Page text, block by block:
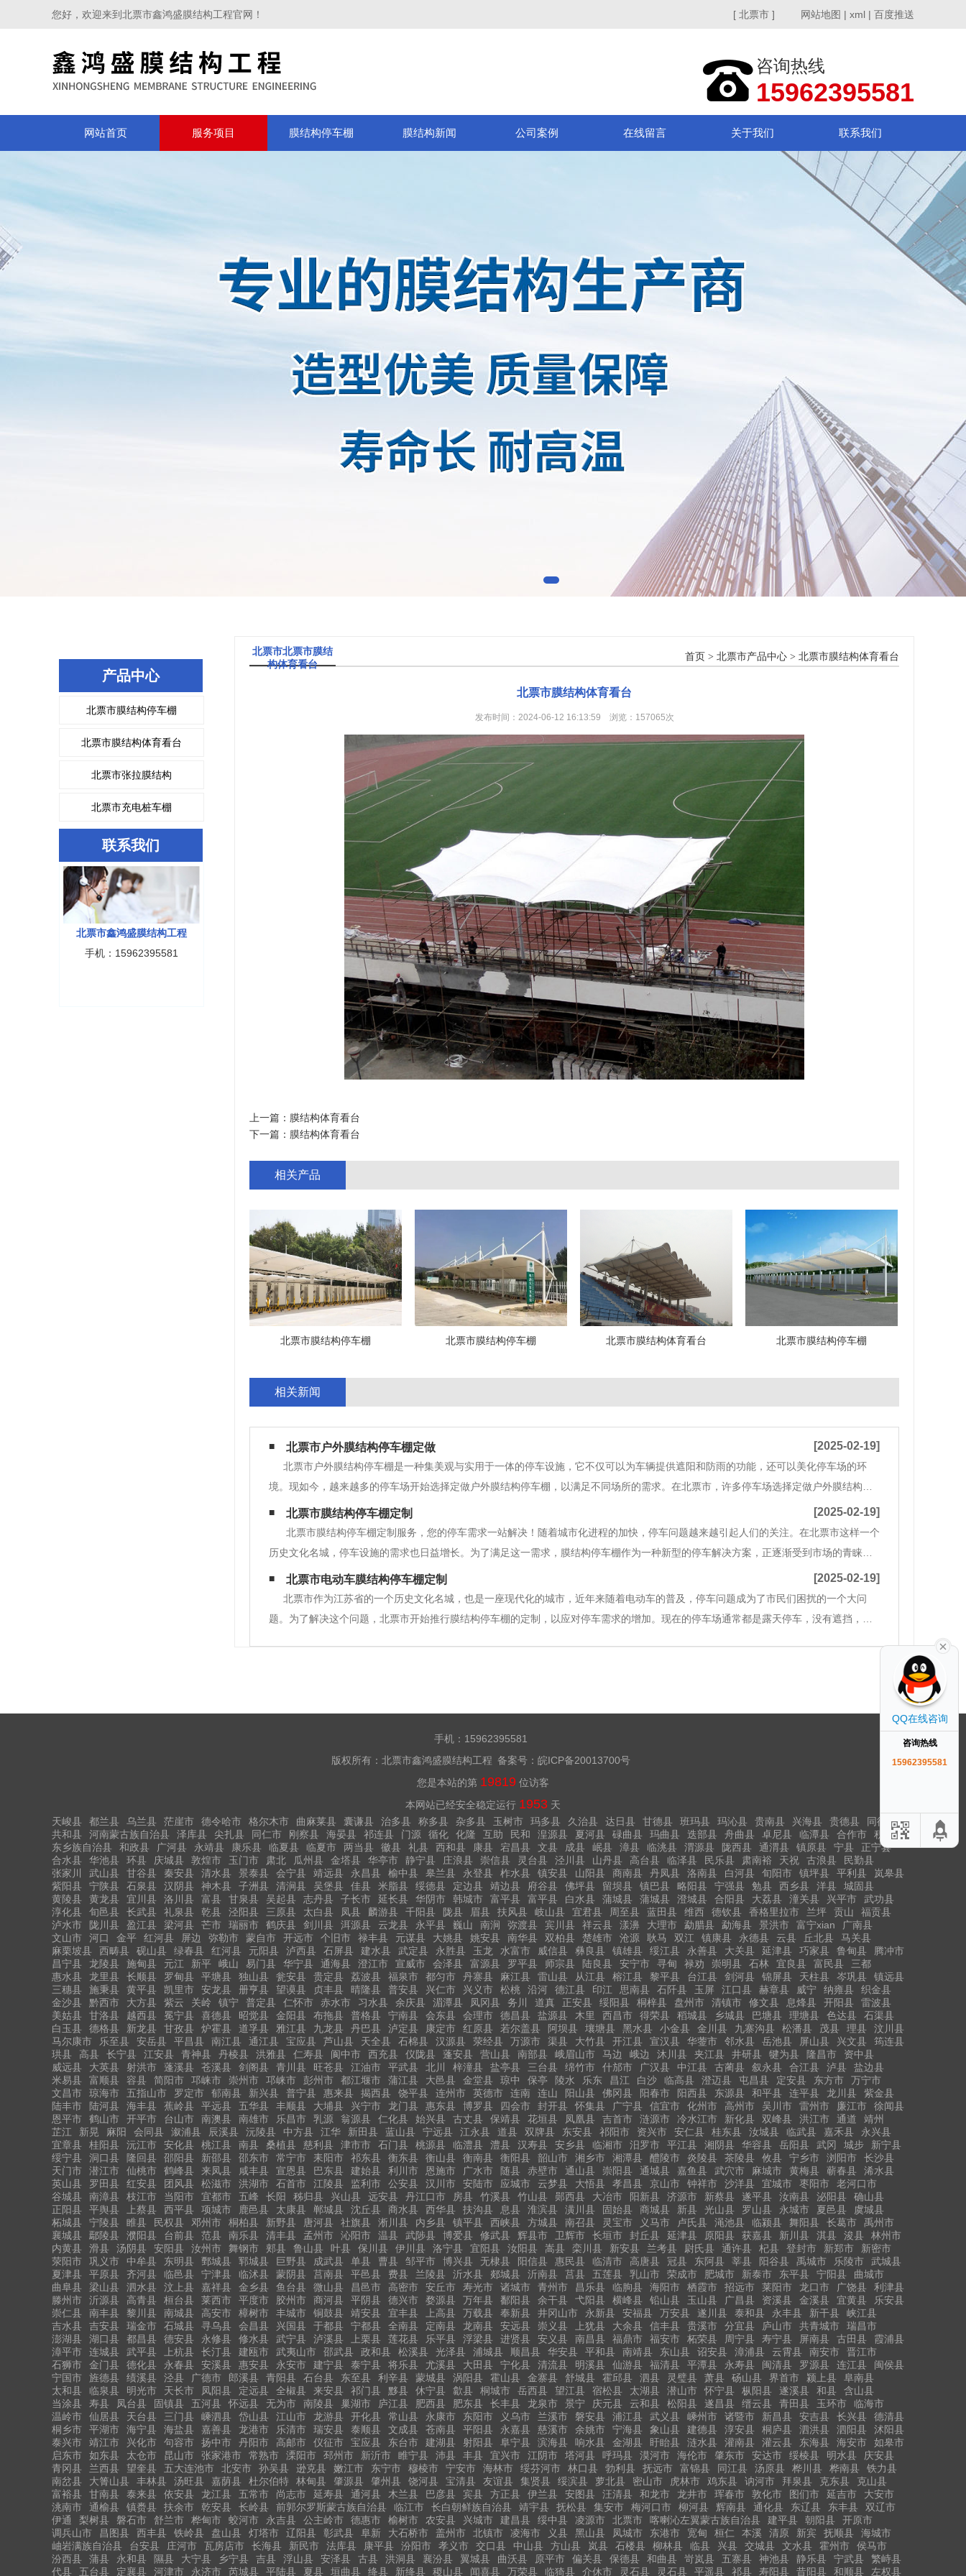
您好，欢迎来到北票市鑫鸿盛膜结构工程官网！ [ 北票市 ] 网站地图 | xml | 百度推送
咨询热线
15962395581
网站首页 服务项目 膜结构停车棚 膜结构新闻 公司案例 在线留言 关于我们 联系我们
产品中心
北票市膜结构停车棚
北票市膜结构体育看台
北票市张拉膜结构
北票市充电桩车棚
联系我们
北票市鑫鸿盛膜结构工程
手机：15962395581
北票市北票市膜结
构体育看台
首页 > 北票市产品中心 > 北票市膜结构体育看台
北票市膜结构体育看台
发布时间：2024-06-12 16:13:59 浏览：157065次
上一篇： 膜结构体育看台
下一篇： 膜结构体育看台
相关产品
北票市膜结构停车棚 北票市膜结构停车棚 北票市膜结构体育看台 北票市膜结构停车棚
相关新闻
北票市户外膜结构停车棚定做 [2025-02-19]
北票市户外膜结构停车棚是一种集美观与实用于一体的停车设施，它不仅可以为车辆提供遮阳和防雨的功能，还可以美化停车场的环
境。现如今，越来越多的停车场开始选择定做户外膜结构停车棚，以满足不同场所的需求。在北票市，许多停车场选择定做户外膜结构停
车棚的原因之一是由于其灵活多样的设计。通过定制化设计，可以根据停车场的实际情况定做尺寸、形状和颜色，满足不同客户的个性化
需求。另外，户外膜结构停车棚的建造工艺也非常先进
北票市膜结构停车棚定制 [2025-02-19]
北票市膜结构停车棚定制服务，您的停车需求一站解决！随着城市化进程的加快，停车问题越来越引起人们的关注。在北票市这样一个
历史文化名城，停车设施的需求也日益增长。为了满足这一需求，膜结构停车棚作为一种新型的停车解决方案，正逐渐受到市场的青睐。
本文将详细介绍北票市膜结构停车棚的优点、定制服务以及如何通过专业的服务来满足您的停车需求。 1. 膜结构停车棚的优势膜结构停车
棚以其独特的设计、美
北票市电动车膜结构停车棚定制 [2025-02-19]
北票市作为江苏省的一个历史文化名城，也是一座现代化的城市，近年来随着电动车的普及，停车问题成为了市民们困扰的一个大问
题。为了解决这个问题，北票市开始推行膜结构停车棚的定制，以应对停车需求的增加。现在的停车场通常都是露天停车，没有遮挡，一
手机：15962395581
版权所有：北票市鑫鸿盛膜结构工程 备案号： 皖ICP备20013700号
您是本站的第 19819 位访客
本网站已经安全稳定运行 1953 天
天峻县
都兰县 乌兰县 茫崖市 德令哈市 格尔木市 曲麻莱县 囊谦县 治多县 称多县 杂多县 玉树市 玛多县 久治县 达日县 甘德县 班玛县 玛沁县 贵南县 兴海县 贵德县
同德县
共和县
河南蒙古族自治县 泽库县 尖扎县 同仁市 刚察县 海晏县 祁连县 门源 循化 化隆 互助 民和 湟源县 夏河县 碌曲县 玛曲县 迭部县 舟曲县 卓尼县 临潭县 合作市
积石山
东乡族自治县
和政县 广河县 永靖县 康乐县 临夏县 临夏市 两当县 徽县 礼县 西和县 康县 宕昌县 文县 成县 岷县 漳县 临洮县 渭源县 陇西县 通渭县 镇原县 宁县
正宁县
合水县
华池县 环县 庆城县 敦煌市 玉门市 肃北 瓜州县 金塔县 华亭市 静宁县 庄浪县 崇信县 灵台县 泾川县 山丹县 高台县 临泽县 民乐县 肃南裕 天祝 古浪县
民勤县
张家川
武山县 甘谷县 秦安县 清水县 景泰县 会宁县 靖远县 永昌县 榆中县 皋兰县 永登县 柞水县 镇安县 山阳县 商南县 丹凤县 洛南县 白河县 旬阳市 镇坪县 平利县
岚皋县
紫阳县
宁陕县 石泉县 汉阴县 神木县 子洲县 清涧县 吴堡县 佳县 米脂县 绥德县 定边县 靖边县 府谷县 佛坪县 留坝县 镇巴县 略阳县 宁强县 勉县 西乡县 洋县
城固县
黄陵县
黄龙县 宜川县 洛川县 富县 甘泉县 吴起县 志丹县 子长市 延长县 华阴市 韩城市 富平县 富平县 白水县 蒲城县 蒲城县 澄城县 合阳县 大荔县 潼关县 兴平市
武功县
淳化县
旬邑县 长武县 礼泉县 乾县 泾阳县 三原县 太白县 凤县 麟游县 千阳县 陇县 眉县 扶风县 岐山县 宜君县 周至县 蓝田县 维西 德钦县 香格里拉市 兰坪 贡山
福贡县
泸水市
陇川县 盈江县 梁河县 芒市 瑞丽市 鹤庆县 剑川县 洱源县 云龙县 永平县 巍山 南涧 弥渡县 宾川县 祥云县 漾濞 大理市 勐腊县 勐海县 景洪市 富宁xian
广南县
文山市
河口 金平 红河县 屏边 弥勒市 蒙自市 开远市 个旧市 禄丰县 元谋县 大姚县 姚安县 南华县 双柏县 楚雄市 沧源 耿马 双江 镇康县 永德县 云县 丘北县
马关县
麻栗坡县
西畴县 砚山县 绿春县 红河县 元阳县 泸西县 石屏县 建水县 武定县 永胜县 玉龙 水富市 威信县 彝良县 镇雄县 绥江县 永善县 大关县 延津县 巧家县 鲁甸县
腾冲市
昌宁县
龙陵县 施甸县 元江 新平 峨山 易门县 华宁县 通海县 澄江市 宣威市 会泽县 富源县 罗平县 师宗县 陆良县 安宁市 寻甸 禄劝 崇明县 石林 宜良县 富民县
三都
惠水县
龙里县 长顺县 罗甸县 平塘县 独山县 瓮安县 贵定县 荔波县 福泉市 都匀市 丹寨县 麻江县 雷山县 从江县 榕江县 黎平县 台江县 剑河县 锦屏县 天柱县 岑巩县
镇远县
三穗县
施秉县 黄平县 凯里市 安龙县 册亨县 望谟县 贞丰县 晴隆县 普安县 兴仁市 兴义市 松桃 沿河 德江县 印江 思南县 石阡县 玉屏 江口县 赫章县 威宁 纳雍县
织金县
金沙县
黔西市 大方县 紫云 关岭 镇宁 普定县 仁怀市 赤水市 习水县 余庆县 湄潭县 凤冈县 务川 道真 正安县 绥阳县 桐梓县 盘州市 清镇市 修文县 息烽县 开阳县
雷波县
美姑县
甘洛县 越西县 冕宁县 喜德县 昭觉县 金阳县 布拖县 普格县 宁南县 会东县 会理市 德昌县 盐源县 木里 西昌市 得荣县 稻城县 乡城县 巴塘县 理塘县 色达县
石渠县
白玉县
德格县 新龙县 甘孜县 炉霍县 道孚县 雅江县 九龙县 丹巴县 泸定县 康定市 红原县 若尔盖县 阿坝县 壤塘县 黑水县 小金县 金川县 九寨沟县 松潘县 茂县 理县
汶川县
马尔康市
乐至县 安岳县 平昌县 南江县 通江县 宝应县 芦山县 天全县 石棉县 汉源县 荥经县 万源市 渠县 大竹县 开江县 宣汉县 华蓥市 邻水县 岳池县 屏山县 兴文县
筠连县
珙县
高县 长宁县 江安县 青神县 丹棱县 洪雅县 仁寿县 阆中市 西充县 仪陇县 蓬安县 营山县 南部县 峨眉山市 马边 峨边 沐川县 夹江县 井研县 犍为县 隆昌市
资中县
威远县
大英县 射洪市 蓬溪县 苍溪县 剑阁县 青川县 旺苍县 江油市 平武县 北川 梓潼县 盐亭县 三台县 绵竹市 什邡市 广汉县 中江县 古蔺县 叙永县 合江县 泸县
盐边县
米易县
富顺县 容县 简阳市 邛崃市 崇州市 邛崃市 彭州市 都江堰市 蒲江县 大邑县 金堂县 琼中 保亭 陵水 乐东 昌江 白沙 临高县 澄迈县 屯昌县 定安县 东方市
万宁市
文昌市
琼海市 五指山市 罗定市 郁南县 新兴县 普宁县 惠来县 揭西县 饶平县 连州市 英德市 连南 连山 阳山县 佛冈县 阳春市 阳西县 东源县 和平县 连平县 龙川县
紫金县
陆丰市
陆河县 海丰县 蕉岭县 平远县 五华县 丰顺县 大埔县 兴宁市 龙门县 惠东县 博罗县 四会市 封开县 怀集县 广宁县 信宜市 化州市 高州市 吴川市 雷州市 廉江市
徐闻县
恩平市
鹤山市 开平市 台山市 南澳县 南雄市 乐昌市 乳源 翁源县 仁化县 始兴县 古丈县 保靖县 花垣县 凤凰县 吉首市 涟源市 冷水江市 新化县 双峰县 洪江市 通道
靖州
芷江
新晃 麻阳 会同县 溆浦县 辰溪县 沅陵县 中方县 江华 新田县 蓝山县 宁远县 江永县 道县 双牌县 东安县 祁阳市 资兴市 安仁县 桂东县 汝城县 临武县 嘉禾县
永兴县
宜章县
桂阳县 沅江市 安化县 桃江县 南县 桑植县 慈利县 津市市 石门县 桃源县 临澧县 澧县 汉寿县 安乡县 临湘市 汨罗市 平江县 湘阴县 华容县 岳阳县 武冈 城步
新宁县
绥宁县
洞口县 隆回县 邵阳县 新邵县 邵东市 常宁市 耒阳市 祁东县 衡东县 衡山县 衡南县 衡阳县 韶山市 湘乡市 湘潭县 醴陵市 炎陵县 茶陵县 攸县 宁乡市 浏阳市
长沙县
天门市
潜江市 仙桃市 鹤峰县 来凤县 咸丰县 宣恩县 巴东县 建始县 利川市 恩施市 广水市 随县 赤壁市 通山县 崇阳县 通城县 嘉鱼县 武穴市 麻城市 黄梅县 蕲春县
浠水县
英山县
罗田县 红安县 团风县 松滋市 洪湖市 石首市 江陵县 监利市 公安县 汉川市 安陆市 应城市 云梦县 大悟县 孝昌县 京山市 钟祥市 沙洋县 宜城市 枣阳市
老河口市
谷城县
南漳县 枝江市 当阳市 宜都市 五峰 长阳 秭归县 兴山县 远安县 丹江口市 房县 竹溪县 竹山县 郧西县 大冶市 阳新县 济源市 新蔡县 遂平县 汝南县 泌阳县
确山县
正阳县
平舆县 上蔡县 西平县 项城市 鹿邑县 太康县 郸城县 沈丘县 商水县 西华县 扶沟县 息县 淮滨县 潢川县 固始县 商城县 新县 光山县 罗山县 永城市 夏邑县
虞城县
柘城县
宁陵县 睢县 民权县 邓州市 桐柏县 新野县 唐河县 社旗县 淅川县 内乡县 镇平县 西峡县 方城县 南召县 灵宝市 义马市 卢氏县 渑池县 临颍县 舞阳县 长葛市
禹州市
襄城县
鄢陵县 濮阳县 台前县 范县 南乐县 清丰县 孟州市 沁阳市 温县 武陟县 博爱县 修武县 辉县市 卫辉市 长垣市 封丘县 延津县 原阳县 获嘉县 新川县 淇县 浚县
林州市
内黄县
滑县 汤阴县 安阳县 汝州市 舞钢市 郏县 鲁山县 叶县 保川县 伊川县 洛宁县 宜阳县 汝阳县 嵩县 栾川县 新安县 兰考县 尉氏县 通许县 杞县 登封市 新郑市
新密市
荥阳市
巩义市 中牟县 东明县 鄄城县 郓城县 巨野县 成武县 单县 曹县 邹平市 博兴县 无棣县 阳信县 惠民县 临清市 高唐县 冠县 东阿县 莘县 阳谷县 禹城市 乐陵市
武城县
夏津县
平原县 齐河县 临邑县 宁津县 临沭县 蒙阴县 莒南县 平邑县 费县 兰陵县 沂水县 郯城县 沂南县 莒县 五莲县 乳山市 荣成市 肥城市 新泰市 东平县 宁阳县
曲城市
曲阜县
梁山县 泗水县 汶上县 嘉祥县 金乡县 鱼台县 微山县 昌邑市 高密市 安丘市 寿光市 诸城市 青州市 昌乐县 临朐县 海阳市 栖霞市 招远市 莱阳市 龙口市 广饶县
利津县
滕州市
沂源县 高青县 桓台县 莱西市 平度市 胶州市 商河县 平阴县 德兴市 婺源县 万年县 鄱阳县 余干县 弋阳县 横峰县 铅山县 玉山县 广昌县 资溪县 金溪县 宜黄县
乐安县
崇仁县
南丰县 黎川县 南城县 高安市 樟树市 丰城市 铜鼓县 靖安县 宜丰县 上高县 万载县 奉新县 井冈山市 永新县 安福县 万安县 遂川县 泰和县 永丰县 新干县
峡江县
吉水县
吉安县 瑞金市 石城县 寻乌县 会昌县 兴国县 于都县 宁都县 全南县 定南县 龙南县 安远县 崇义县 上犹县 大余县 信丰县 贵溪市 分宜县 庐山市 共青城市
瑞昌市
澎湖县
湖口县 都昌县 德安县 永修县 修水县 武宁县 泸溪县 上栗县 莲花县 乐平县 浮梁县 进贤县 安义县 南昌县 福鼎市 福安市 柘荣县 周宁县 寿宁县 屏南县 古田县
霞浦县
漳平市
连城县 武平县 上杭县 长汀县 建瓯市 武夷山市 邵武县 政和县 松溪县 光泽县 浦城县 顺昌县 华安县 平和县 南靖县 东山县 诏安县 漳浦县 云霄县 南安市
晋江市
石狮市
金门县 德化县 永春县 安溪县 惠安县 永安市 建宁县 泰宁县 将乐县 尤溪县 大田县 宁化县 清流县 明溪县 仙游县 福清县 平潭县 永寿县 闽清县 罗源县 连江县
闽侯县
宁国市
旌德县 绩溪县 泾县 广德市 郎溪县 青阳县 石台县 东至县 利辛县 蒙城县 涡阳县 霍山县 金寨县 舒城县 霍邱县 泗县 灵璧县 萧县 砀山县 界首市 颍上县
阜南县
太和县
临泉县 明光市 天长市 凤阳县 定远县 全椒县 来安县 祁门县 黟县 休宁县 歙县 桐城市 岳西县 望江县 宿松县 太湖县 潜山市 怀宁县 枞阳县 遂溪县 和县
含山县
当涂县
寿县 凤台县 固镇县 五河县 怀远县 无为市 南陵县 巢湖市 庐江县 肥西县 肥东县 长丰县 龙泉市 景宁 庆元县 云和县 松阳县 遂昌县 缙云县 青田县 玉环市
临海市
温岭市
仙居县 天台县 三门县 嵊泗县 岱山县 江山市 龙游县 开化县 常山县 永康市 东阳市 义乌市 兰溪市 磐安县 浦江县 武义县 嵊州市 诸暨市 新昌县 安吉县 长兴县
德清县
桐乡市
平湖市 海宁县 海盐县 嘉善县 龙港市 乐清市 瑞安县 泰顺县 文成县 苍南县 平阳县 永嘉县 慈溪市 余姚市 宁海县 象山县 建德县 淳安县 桐庐县 泗洪县 泗阳县
沭阳县
泰兴市
靖江市 兴化市 句容市 扬中市 丹阳市 高邮市 仪征市 宝应县 东台市 建湖县 射阳县 阜宁县 滨海县 响水县 金湖县 盱眙县 涟水县 灌南县 灌云县 东海县 海安市
如皋市
启东市
如东县 太仓市 昆山市 张家港市 常熟市 溧阳市 邳州市 新沂市 睢宁县 沛县 丰县 宜兴市 江阴市 塔河县 呼玛县 漠河市 海伦市 肇东市 安达市 绥棱县 明水县
庆安县
青冈县
兰西县 望奎县 五大连池市 北安市 孙吴县 逊克县 嫩江市 东宁市 穆棱市 宁安市 海林市 绥芬河市 林口县 勃利县 抚远市 富锦县 同江县 汤原县 桦川县 桦南县
铁力县
南岔县
大箐山县 丰林县 汤旺县 嘉荫县 杜尔伯特 林甸县 肇源县 肇州县 饶河县 宝清县 友谊县 集贤县 绥滨县 萝北县 密山市 虎林市 鸡东县 讷河市 拜泉县 克东县
克山县
富裕县
甘南县 泰来县 依安县 龙江县 五常市 尚志市 延寿县 通河县 木兰县 巴彦县 宾县 方正县 伊兰县 安图县 汪清县 和龙市 龙井市 珲春市 敦化市 图们市 延吉市
大安市
洮南市
通榆县 镇赉县 扶余市 乾安县 长岭县 前郭尔罗斯蒙古族自治县 临江市 长白朝鲜族自治县 靖宇县 抚松县 集安市 梅河口市 柳河县 辉南县 通化县 东辽县 东丰县
双辽市
伊通
梨树县 磐石市 舒兰市 桦甸市 蛟河市 永吉县 公主岭市 德惠市 榆树市 农安县 兴城市 建昌县 绥中县 凌源市 北票市 喀喇沁左翼蒙古族自治县 建平县 朝阳县
开原市
调兵山市
昌图县 西丰县 铁岭县 盘山县 灯塔市 辽阳县 彰武县 阜新 大石桥市 盖州市 北镇市 凌海市 义县 黑山县 凤城市 东港市 宽甸 桓仁 本溪 清原 新宾 抚顺县
海城市
岫岩满族自治县
台安县 庄河市 瓦房店市 长海县 新民市 法库县 康平县 汾阳市 孝义市 交口县 中山县 方山县 岚县 石楼县 柳林县 临县 兴县 交城县 文水县 霍州市
侯马市
汾西县
蒲县 永和县 隰县 大宁县 乡宁县 吉县 浮山县 安泽县 古县 洪洞县 襄汾县 翼城县 曲沃县 原平市 偏关县 保德县 和曲县 岢岚县 五寨县 神池县 静乐县 宁武县
繁峙县
代县
五台县 定襄县 河津市 永济市 芮城县 平陆县 夏县 垣曲县 绛县 新绛县 稷山县 闻喜县 万荣县 临猗县 介休市 灵石县 灵石县 平遥县 祁县 寿阳县 昔阳县 和顺县 左权县
QQ在线咨询
咨询热线
15962395581